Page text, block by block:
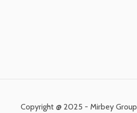
Copyright @ 2025 - Mirbey Group